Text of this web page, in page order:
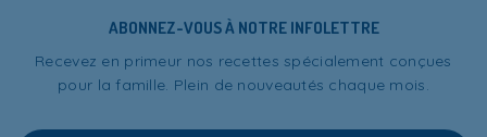
ABONNEZ-VOUS À NOTRE INFOLETTRE
Recevez en primeur nos recettes spécialement conçues
pour la famille. Plein de nouveautés chaque mois.